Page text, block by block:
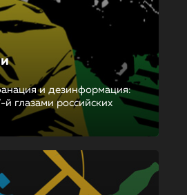
и дезинформация:
глазами российских